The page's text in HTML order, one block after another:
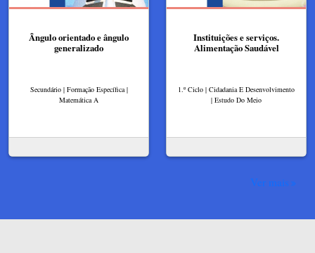
Ângulo orientado e ângulo
generalizado
Secundário | Formação Específica |
Matemática A
Instituições e serviços.
Alimentação Saudável
1.º Ciclo | Cidadania E Desenvolvimento
| Estudo Do Meio
Ver mais